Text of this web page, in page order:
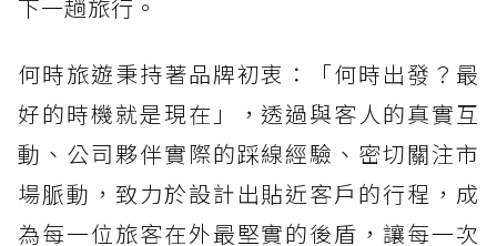
下一趟旅行。
何時旅遊秉持著品牌初衷：「何時出發？最
好的時機就是現在」，透過與客人的真實互
動、公司夥伴實際的踩線經驗、密切關注市
場脈動，致力於設計出貼近客戶的行程，成
為每一位旅客在外最堅實的後盾，讓每一次